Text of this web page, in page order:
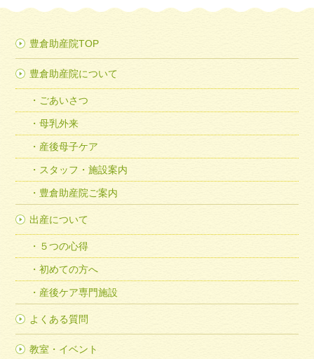
豊倉助産院TOP
豊倉助産院について
ごあいさつ
母乳外来
産後母子ケア
スタッフ・施設案内
豊倉助産院ご案内
出産について
５つの心得
初めての方へ
産後ケア専門施設
よくある質問
教室・イベント